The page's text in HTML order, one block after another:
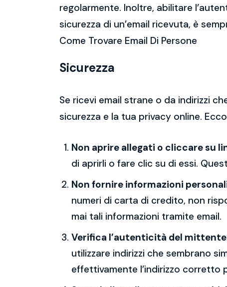
regolarmente. Inoltre, abilitare
sicurezza di un’email ricevuta, è
Come Trovare Email Di Persone
Sicurezza
Se ricevi email strane o da indirizzi
sicurezza e la tua privacy online.
Non aprire allegati o cliccare su
di aprirli o fare clic su di essi.
Non fornire informazioni
numeri di carta di credito, non
mai tali informazioni tramite email.
Verifica l’autenticità del mittente
utilizzare indirizzi che sembrano
effettivamente l’indirizzo corretto